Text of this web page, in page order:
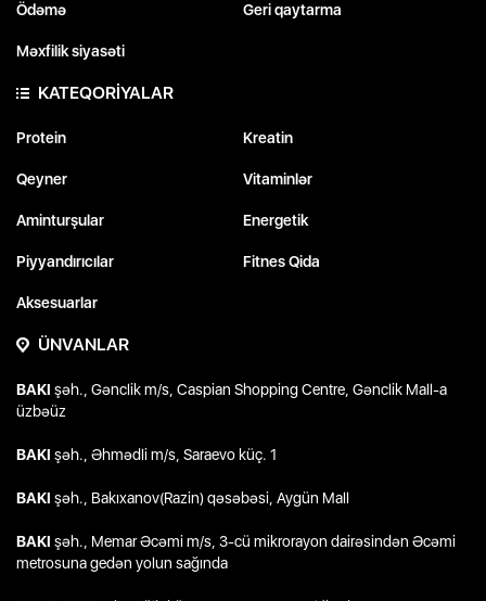
Ödəmə Geri qaytarma
Məxfilik siyasəti
KATEQORİYALAR
Protein Kreatin
Qeyner Vitaminlər
Aminturşular Energetik
Piyyandırıcılar Fitnes Qida
Aksesuarlar
ÜNVANLAR
BAKI şəh., Gənclik m/s, Caspian Shopping Centre, Gənclik Mall-a
üzbəüz
BAKI şəh., Əhmədli m/s, Saraevo küç. 1
BAKI şəh., Bakıxanov(Razin) qəsəbəsi, Aygün Mall
BAKI şəh., Memar Əcəmi m/s, 3-cü mikrorayon dairəsindən Əcəmi
metrosuna gedən yolun sağında